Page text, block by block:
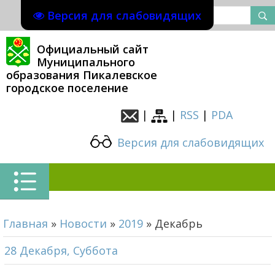
Версия для слабовидящих
Официальный сайт
Муниципального
образования Пикалевское
городское поселение
|
| RSS | PDA
Версия для слабовидящих
Главная » Новости » 2019 » Декабрь
28 Декабря, Суббота